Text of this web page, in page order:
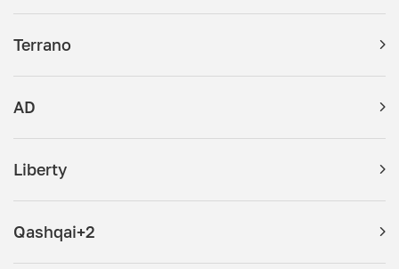
Terrano
AD
Liberty
Qashqai+2